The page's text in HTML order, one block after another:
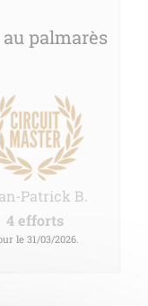
palmarès
Patrick B.
4 efforts
le 31/03/2026.